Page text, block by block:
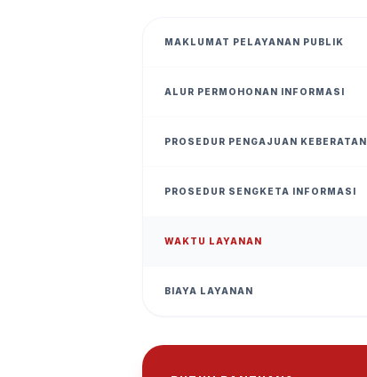
MAKLUMAT PELAYANAN PUBLIK
ALUR PERMOHONAN INFORMASI
PROSEDUR PENGAJUAN KEBERATAN
PROSEDUR SENGKETA INFORMASI
WAKTU LAYANAN
BIAYA LAYANAN